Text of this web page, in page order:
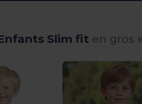
Slim fit en gros